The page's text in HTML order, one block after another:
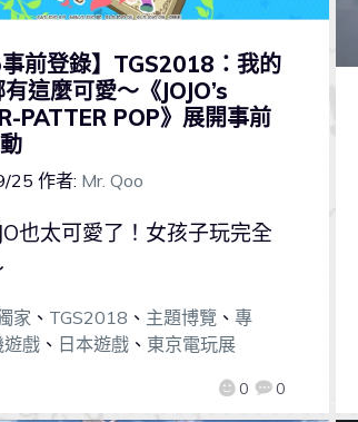
事前登錄】TGS2018：我的
有這麼可愛～《JOJO’s
PATTER POP》展開事前
25 作者: Mr. Qoo
0 0
也太可愛了！女孩子玩完全
家 、 TGS2018 、 主題博覽、 專
遊戲、 日本遊戲、 東京電玩展